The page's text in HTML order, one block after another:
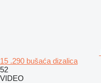
15 .290 bušaća dizalica
52
VIDEO